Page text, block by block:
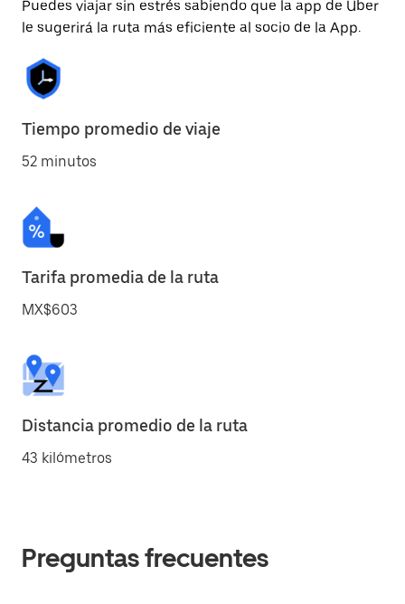
Puedes viajar sin estrés sabiendo que la app de Uber
le sugerirá la ruta más eficiente al socio de la App.
Tiempo promedio de viaje
52 minutos
Tarifa promedia de la ruta
MX$603
Distancia promedio de la ruta
43 kilómetros
Preguntas frecuentes